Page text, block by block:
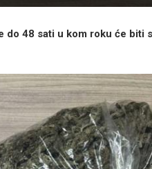
48 sati u kom roku će biti